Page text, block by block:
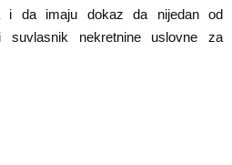
i da imaju dokaz da nijedan od
nekretnine uslovne za